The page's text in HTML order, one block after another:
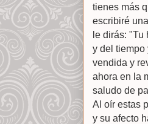
tienes más
escribiré
le dirás: "Tu
y del tiempo
vendida y
ahora en la
saludo de
Al oír estas
y su afecto